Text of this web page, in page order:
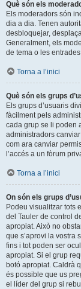
Què són els
Els moderadors són
dia a dia. Tenen
desbloquejar,
Generalment, els
de tema o les
Torna a l’inici
Què són els grups
Els grups d’usuaris
fàcilment pels
cada grup se li poden
administradors
com ara canviar
l’accés a un fòrum
Torna a l’inici
On són els grups
Podeu visualitzar tots
del Tauler de control
apropiat. Això no
que s’aprovi la vostra
fins i tot poden ser
apropiat. Si el grup
botó apropiat. Caldrà
és possible que us
el líder del grup si